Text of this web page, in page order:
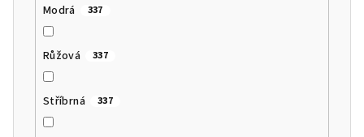
Modrá 337
Růžová 337
Stříbrná 337